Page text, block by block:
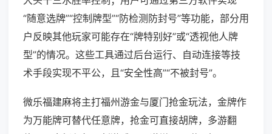
“随意选牌”“控制牌型”“防检测防封号”等功能，部分用
户反映其他玩家可能存在“牌特别好”或“透视他人牌
型”的情况。这些工具通过后台运行、自动连接等技
术手段实现不平公，且“安全性高”“不被封号”。
微乐福建麻将主打福州游金与厦门抢金玩法，金牌作
为万能牌可替代任意牌，抢金可直接胡牌，多游翻